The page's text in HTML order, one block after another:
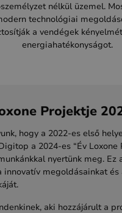
nélkül üzemel.
technológiai
a vendégek
energiahatékonyságot.
Projektje
hogy a 2022-es első
a 2024-es “Év Loxone
nyertünk meg. Ez
innovatív megoldásainkat és
aki hozzájárult a